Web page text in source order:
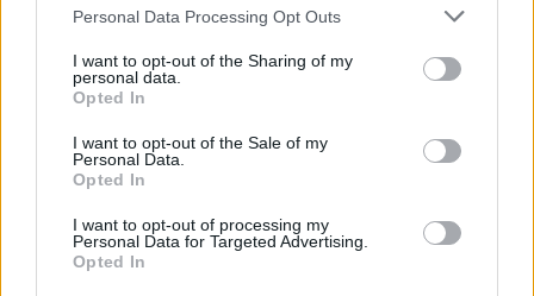
Please note that this website/app uses one or more Google
not limited to your visit or usage behaviour. You may click to
grant or deny consent to Google and its third-party tags to
use your data for below specified purposes in below Google
consent section.
Personal Data Processing Opt Outs
I want to opt-out of the Sharing of my
personal data.
Opted In
I want to opt-out of the Sale of my
Personal Data.
Opted In
I want to opt-out of processing my
Personal Data for Targeted Advertising.
Opted In
EZEKET IS AJÁNLJUK
Súlyos figyelmeztetést kapott a
Ferrari Lewis Hamilton miatt
FORMA-1